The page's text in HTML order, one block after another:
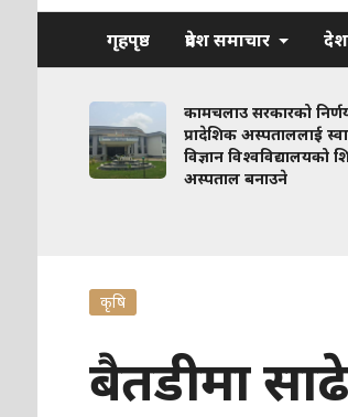
गृहपृष्ठ प्रदेश समाचार देश
कामचलाउ सरकारको
प्रादेशिक अस्पताललाई
विज्ञान विश्वविद्यालयको
अस्पताल बनाउने
कृषि
बैतडीमा